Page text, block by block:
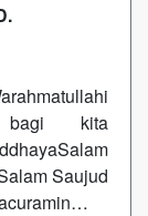
bagi kita
Saujud